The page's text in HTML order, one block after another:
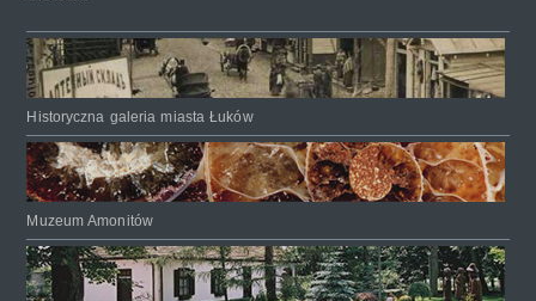
Historyczna galeria miasta Łuków
Muzeum Amonitów